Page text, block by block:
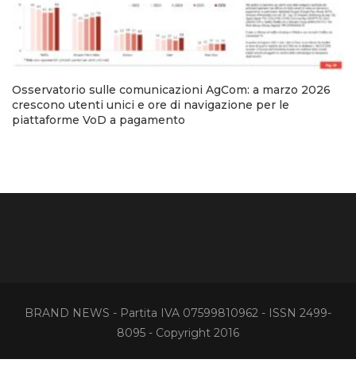
Osservatorio sulle comunicazioni AgCom: a marzo 2026
crescono utenti unici e ore di navigazione per le
piattaforme VoD a pagamento
BRAND NEWS - Partita IVA 07599810962 - ISSN 2499-
8095 - Copyright 2016